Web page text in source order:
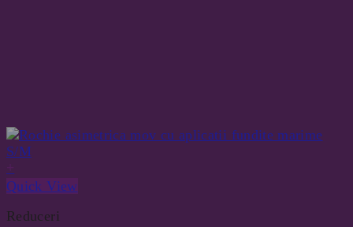
Quick View
Reduceri